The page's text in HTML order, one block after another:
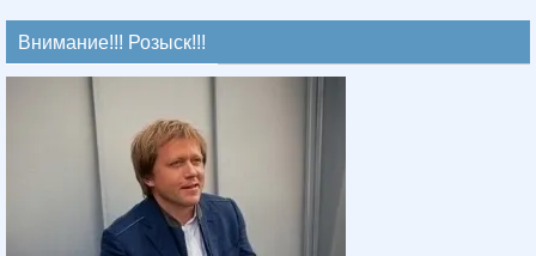
Внимание!!! Розыск!!!